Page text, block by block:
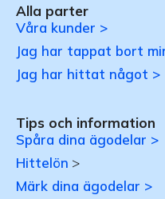
Alla parter
Våra kunder >
Jag har tappat bort
Jag har hittat något >
Tips och information
Spåra dina ägodelar >
Hittelön >
Märk dina ägodelar >